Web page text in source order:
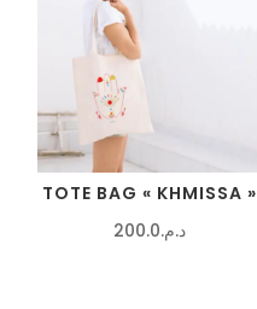
TOTE BAG « KHMISSA »
د.م.200.0